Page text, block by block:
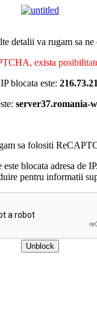
detalii va rugam sa ne
exista
blocata este:
server37.romania-
sa folositi
blocata adresa
pentru informatii